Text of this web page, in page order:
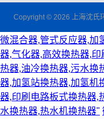
Copyright © 2026 上海沈氏
微混合器,管式反应器,加
器,气化器,高效换热器,
热器,油冷换热器,污水换
器,加氢站换热器,加氢机
器,印刷电路板式换热器,
水换热器,热水机换热器"